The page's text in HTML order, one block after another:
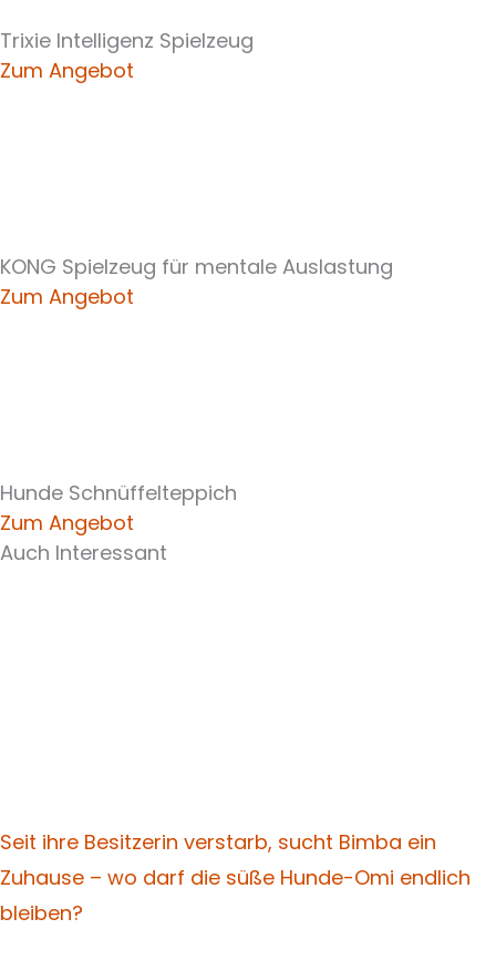
Trixie Intelligenz Spielzeug
Zum Angebot
KONG Spielzeug für mentale Auslastung
Zum Angebot
Hunde Schnüffelteppich
Zum Angebot
Auch Interessant
Seit ihre Besitzerin verstarb, sucht Bimba ein
Zuhause – wo darf die süße Hunde-Omi endlich
bleiben?